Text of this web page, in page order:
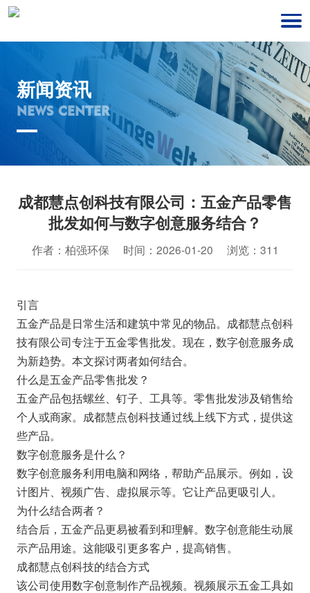
新闻资讯
NEWS CENTER
成都慧点创科技有限公司：五金产品零售
批发如何与数字创意服务结合？
作者：柏强环保 时间：2026-01-20 浏览：311
引言
五金产品是日常生活和建筑中常见的物品。成都慧点创科
技有限公司专注于五金零售批发。现在，数字创意服务成
为新趋势。本文探讨两者如何结合。
什么是五金产品零售批发？
五金产品包括螺丝、钉子、工具等。零售批发涉及销售给
个人或商家。成都慧点创科技通过线上线下方式，提供这
些产品。
数字创意服务是什么？
数字创意服务利用电脑和网络，帮助产品展示。例如，设
计图片、视频广告、虚拟展示等。它让产品更吸引人。
为什么结合两者？
结合后，五金产品更易被看到和理解。数字创意能生动展
示产品用途。这能吸引更多客户，提高销售。
成都慧点创科技的结合方式
该公司使用数字创意制作产品视频。视频展示五金工具如